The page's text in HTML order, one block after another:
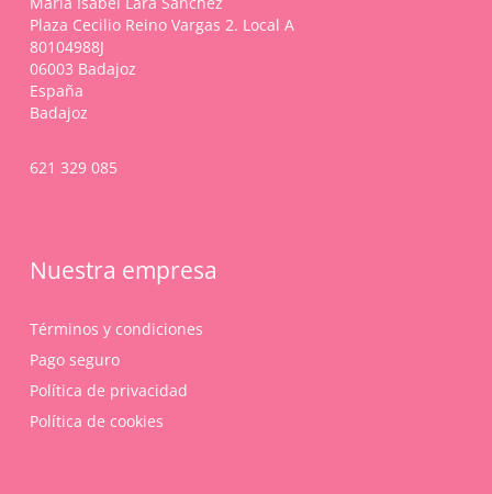
Plaza Cecilio Reino Vargas 2. Local A
80104988J
06003 Badajoz
España
Badajoz
621 329 085
Nuestra empresa
Términos y condiciones
Pago seguro
Política de privacidad
Política de cookies